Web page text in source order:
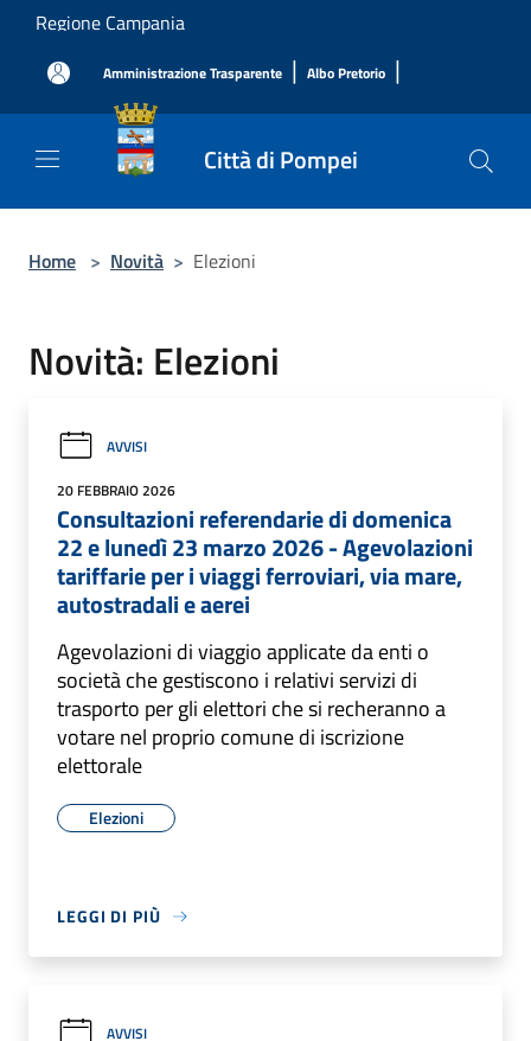
Salta al contenuto principale
Regione Campania
Amministrazione Trasparente | Albo Pretorio |
Città di Pompei
Home > Novità > Elezioni
Novità: Elezioni
AVVISI
20 FEBBRAIO 2026
Consultazioni referendarie di domenica
22 e lunedì 23 marzo 2026 - Agevolazioni
tariffarie per i viaggi ferroviari, via mare,
autostradali e aerei
Agevolazioni di viaggio applicate da enti o
società che gestiscono i relativi servizi di
trasporto per gli elettori che si recheranno a
votare nel proprio comune di iscrizione
elettorale
Elezioni
LEGGI DI PIÙ
AVVISI